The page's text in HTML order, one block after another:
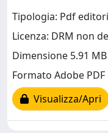
Tipologia: Pdf
Licenza: DRM non
Dimensione 5.91 MB
Formato Adobe PDF
Visualizza/Apri